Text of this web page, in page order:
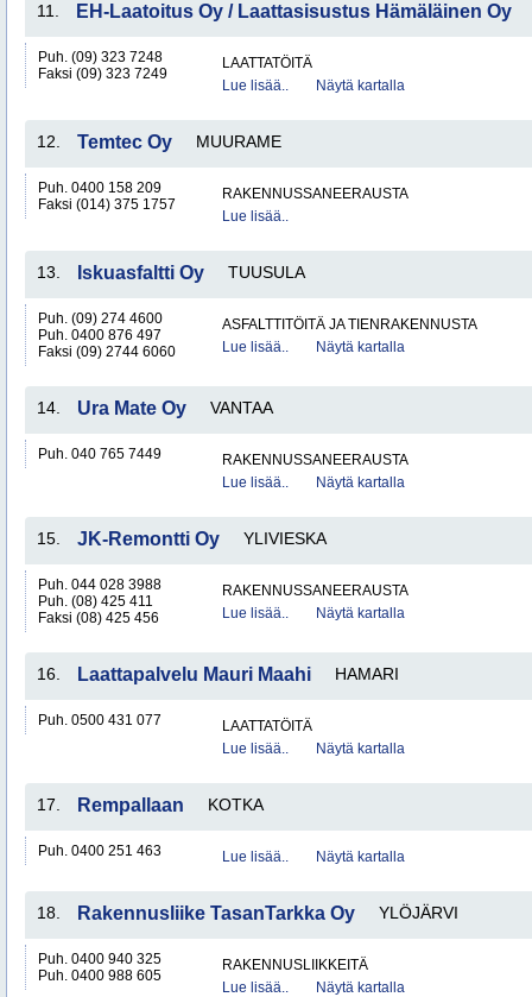
11. EH-Laatoitus Oy / Laattasisustus Hämäläinen Oy
Puh. (09) 323 7248
Faksi (09) 323 7249
LAATTATÖITÄ
Lue lisää..
Näytä kartalla
12. Temtec Oy MUURAME
Puh. 0400 158 209
Faksi (014) 375 1757
RAKENNUSSANEERAUSTA
Lue lisää..
13. Iskuasfaltti Oy TUUSULA
Puh. (09) 274 4600
Puh. 0400 876 497
Faksi (09) 2744 6060
ASFALTTITÖITÄ JA TIENRAKENNUSTA
Lue lisää..
Näytä kartalla
14. Ura Mate Oy VANTAA
Puh. 040 765 7449
RAKENNUSSANEERAUSTA
Lue lisää..
Näytä kartalla
15. JK-Remontti Oy YLIVIESKA
Puh. 044 028 3988
Puh. (08) 425 411
Faksi (08) 425 456
RAKENNUSSANEERAUSTA
Lue lisää..
Näytä kartalla
16. Laattapalvelu Mauri Maahi HAMARI
Puh. 0500 431 077
LAATTATÖITÄ
Lue lisää..
Näytä kartalla
17. Rempallaan KOTKA
Puh. 0400 251 463 Lue lisää.. Näytä kartalla
18. Rakennusliike TasanTarkka Oy YLÖJÄRVI
Puh. 0400 940 325
Puh. 0400 988 605
RAKENNUSLIIKKEITÄ
Lue lisää..
Näytä kartalla